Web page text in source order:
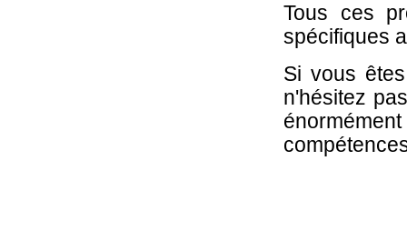
Tous ces
spécifiques
Si vous
n'hésitez